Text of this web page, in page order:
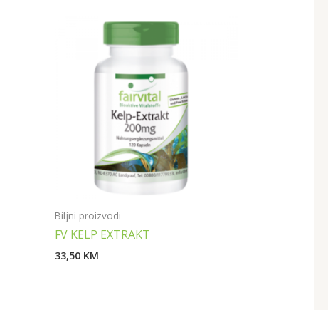
Biljni proizvodi
FV KELP EXTRAKT
33,50 KM